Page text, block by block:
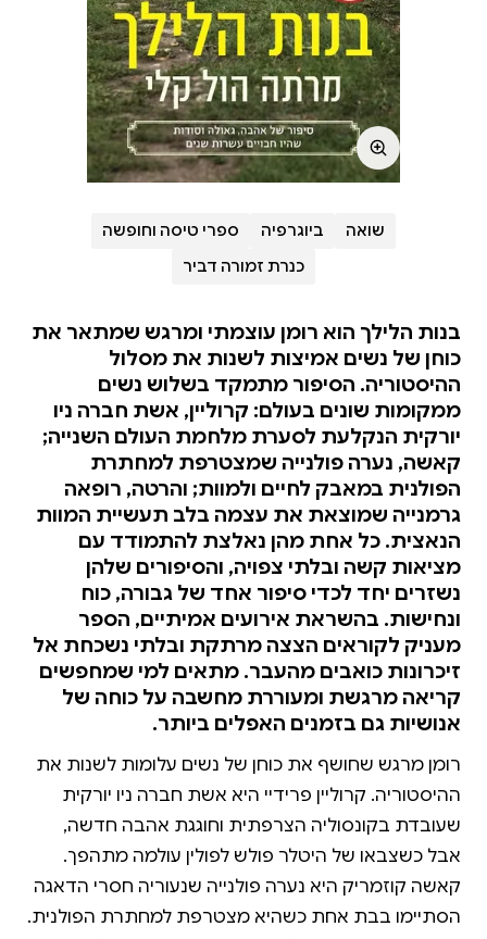
שואה ביוגרפיה
ספרי טיסה וחופשה
כנרת זמורה דביר
בנות הלילך הוא רומן עוצמתי ומרגש שמתאר את
כוחן של נשים אמיצות לשנות את מסלול
ההיסטוריה. הסיפור מתמקד בשלוש נשים
ממקומות שונים בעולם: קרוליין, אשת חברה ניו
יורקית הנקלעת לסערת מלחמת העולם השנייה;
קאשה, נערה פולנייה שמצטרפת למחתרת
הפולנית במאבק לחיים ולמוות; והרטה, רופאה
גרמנייה שמוצאת את עצמה בלב תעשיית המוות
הנאצית. כל אחת מהן נאלצת להתמודד עם
מציאות קשה ובלתי צפויה, והסיפורים שלהן
נשזרים יחד לכדי סיפור אחד של גבורה, כוח
ונחישות. בהשראת אירועים אמיתיים, הספר
מעניק לקוראים הצצה מרתקת ובלתי נשכחת אל
זיכרונות כואבים מהעבר. מתאים למי שמחפשים
קריאה מרגשת ומעוררת מחשבה על כוחה של
אנושיות גם בזמנים האפלים ביותר.
רומן מרגש שחושף את כוחן של נשים עלומות לשנות את
ההיסטוריה. קרוליין פרידיי היא אשת חברה ניו יורקית
שעובדת בקונסוליה הצרפתית וחוגגת אהבה חדשה,
אבל כשצבאו של היטלר פולש לפולין עולמה מתהפך.
קאשה קוזמריק היא נערה פולנייה שנעוריה חסרי הדאגה
הסתיימו בבת אחת כשהיא מצטרפת למחתרת הפולנית.